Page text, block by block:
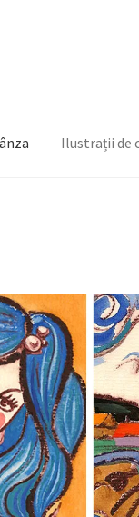
Ilustrații de